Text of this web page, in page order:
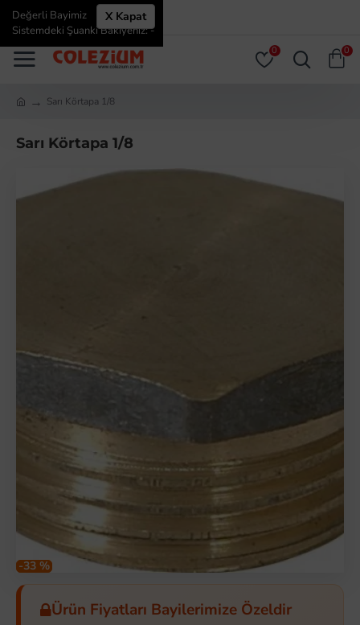
ÜYE GIRIŞI ÜYE OL
0 0
X Kapat
Değerli Bayimiz
Sistemdeki Şuanki Bakiyeniz: -
Sarı Körtapa 1/8
Sarı Körtapa 1/8
-33 %
Ürün Fiyatları Bayilerimize Özeldir